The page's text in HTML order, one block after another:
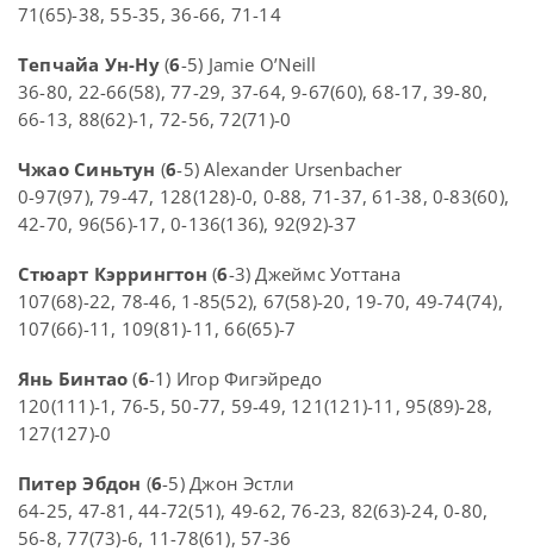
71(65)-38, 55-35, 36-66, 71-14
Тепчайа Ун-Ну(6-5) Jamie O’Neill
36-80, 22-66(58), 77-29, 37-64, 9-67(60), 68-17, 39-80,
66-13, 88(62)-1, 72-56, 72(71)-0
Чжао Синьтун (6-5) Alexander Ursenbacher
0-97(97), 79-47, 128(128)-0, 0-88, 71-37, 61-38, 0-83(60),
42-70, 96(56)-17, 0-136(136), 92(92)-37
Стюарт Кэррингтон (6-3) Джеймс Уоттана
107(68)-22, 78-46, 1-85(52), 67(58)-20, 19-70, 49-74(74),
107(66)-11, 109(81)-11, 66(65)-7
Янь Бинтао (6-1) Игор Фигэйредо
120(111)-1, 76-5, 50-77, 59-49, 121(121)-11, 95(89)-28,
127(127)-0
Питер Эбдон (6-5) Джон Эстли
64-25, 47-81, 44-72(51), 49-62, 76-23, 82(63)-24, 0-80,
56-8, 77(73)-6, 11-78(61), 57-36